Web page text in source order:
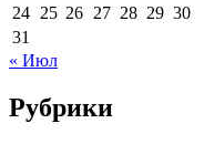
24 25 26 27 28 29 30
31
« Июл
Рубрики